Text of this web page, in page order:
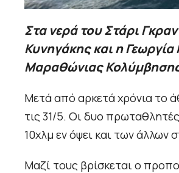
Στα νερά του Στάρι
Κυνηγάκης και η
Μαραθώνιας
Μετά από αρκετά χρόνια το
τις 31/5. Οι δυο
10χλμ εν όψει και των
Μαζί τους βρίσκεται ο